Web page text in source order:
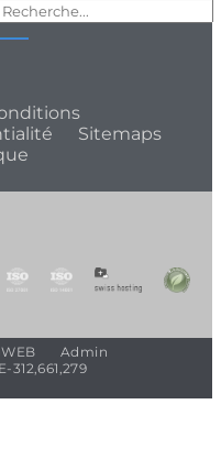
Sitemaps
Admin
312,661,279